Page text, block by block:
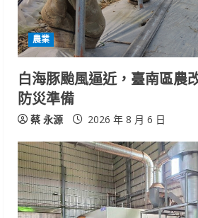
農業
白海豚颱風逼近，臺南區農
防災準備
蔡 永源 2026 年 8 月 6 日